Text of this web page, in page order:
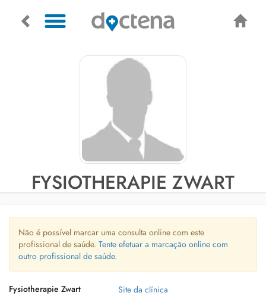
FYSIOTHERAPIE ZWART
Não é possível marcar uma consulta online com este
profissional de saúde. Tente efetuar a marcação online com
outro profissional de saúde.
Fysiotherapie Zwart
Site da clínica